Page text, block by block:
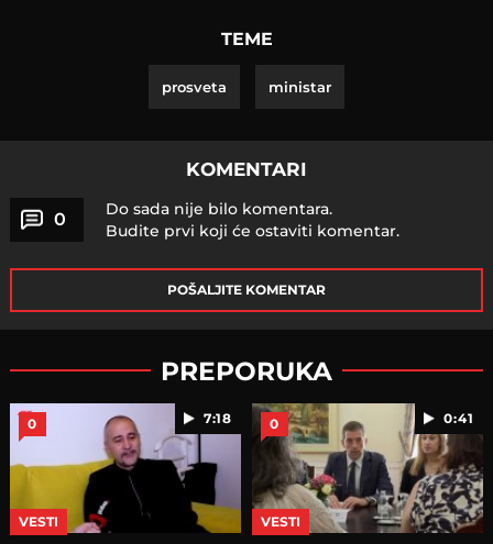
TEME
prosveta ministar
KOMENTARI
0
Do sada nije bilo komentara.
Budite prvi koji će ostaviti komentar.
POŠALJITE KOMENTAR
PREPORUKA
7:18
0
VESTI
0:41
0
VESTI